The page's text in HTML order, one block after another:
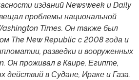
изданий Newsweek и Daily
проблемы национальной
Times. Он также был
The New Republic с 2008 года и
разведки и вооруженных
Он проживал в Каире, Египте,
действий в Судане, Ираке и Газа.